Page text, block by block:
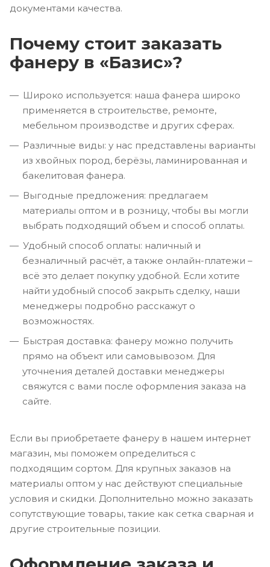
документами качества.
Почему стоит заказать
фанеру в «Базис»?
Широко используется: наша фанера широко
применяется в строительстве, ремонте,
мебельном производстве и других сферах.
Различные виды: у нас представлены варианты
из хвойных пород, берёзы, ламинированная и
бакелитовая фанера.
Выгодные предложения: предлагаем
материалы оптом и в розницу, чтобы вы могли
выбрать подходящий объем и способ оплаты.
Удобный способ оплаты: наличный и
безналичный расчёт, а также онлайн-платежи –
всё это делает покупку удобной. Если хотите
найти удобный способ закрыть сделку, наши
менеджеры подробно расскажут о
возможностях.
Быстрая доставка: фанеру можно получить
прямо на объект или самовывозом. Для
уточнения деталей доставки менеджеры
свяжутся с вами после оформления заказа на
сайте.
Если вы приобретаете фанеру в нашем интернет
магазин, мы поможем определиться с
подходящим сортом. Для крупных заказов на
материалы оптом у нас действуют специальные
условия и скидки. Дополнительно можно заказать
сопутствующие товары, такие как сетка сварная и
другие строительные позиции.